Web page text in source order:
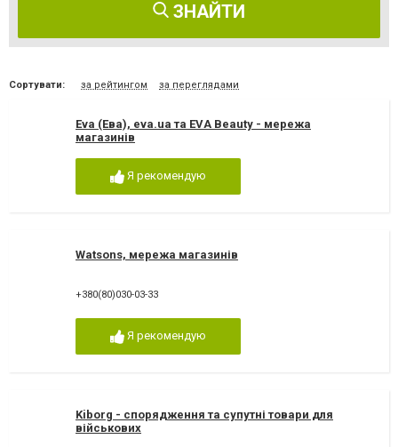
ЗНАЙТИ
Сортувати: за рейтингом за переглядами
Eva (Ева), eva.ua та EVA Beauty - мережа
магазинів
Я рекомендую
Watsons, мережа магазинів
+380(80)030-03-33
Я рекомендую
Kiborg - спорядження та супутні товари для
військових